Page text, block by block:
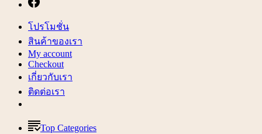
โปรโมชั่น
สินค้าของเรา
My account
Checkout
เกี่ยวกับเรา
ติดต่อเรา
Top Categories